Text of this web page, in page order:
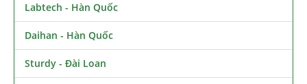
Labtech - Hàn Quốc
Daihan - Hàn Quốc
Sturdy - Đài Loan